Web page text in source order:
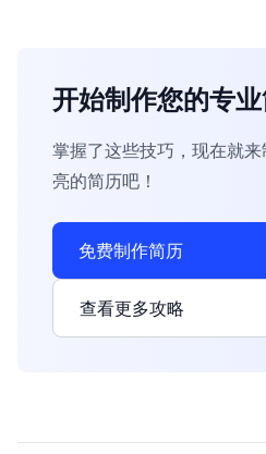
开始制作您的专
掌握了这些技巧，现在就
亮的简历吧！
免费制作简历
查看更多攻略